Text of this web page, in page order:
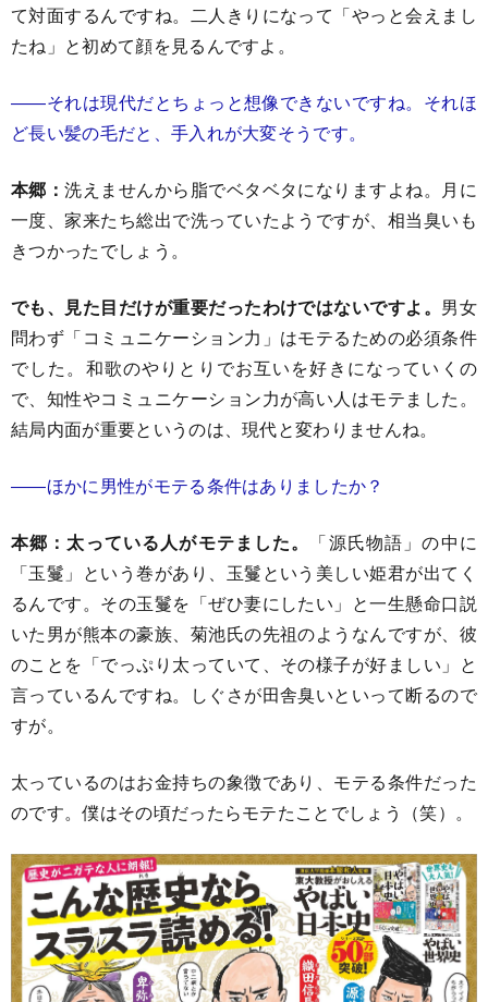
て対面するんですね。二人きりになって「やっと会えまし
たね」と初めて顔を見るんですよ。
――それは現代だとちょっと想像できないですね。それほ
ど長い髪の毛だと、手入れが大変そうです。
本郷：洗えませんから脂でベタベタになりますよね。月に
一度、家来たち総出で洗っていたようですが、相当臭いも
きつかったでしょう。
でも、見た目だけが重要だったわけではないですよ。 男女
問わず「コミュニケーション力」はモテるための必須条件
でした。和歌のやりとりでお互いを好きになっていくの
で、知性やコミュニケーション力が高い人はモテました。
結局内面が重要というのは、現代と変わりませんね。
――ほかに男性がモテる条件はありましたか？
本郷：太っている人がモテました。
「源氏物語」の中に
「玉鬘」という巻があり、玉鬘という美しい姫君が出てく
るんです。その玉鬘を「ぜひ妻にしたい」と一生懸命口説
いた男が熊本の豪族、菊池氏の先祖のようなんですが、彼
のことを「でっぷり太っていて、その様子が好ましい」と
言っているんですね。しぐさが田舎臭いといって断るので
すが。
太っているのはお金持ちの象徴であり、モテる条件だった
のです。僕はその頃だったらモテたことでしょう（笑）。